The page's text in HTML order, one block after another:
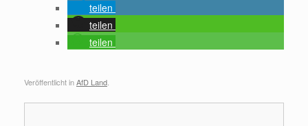
teilen
teilen
teilen
Veröffentlicht inAfD Land